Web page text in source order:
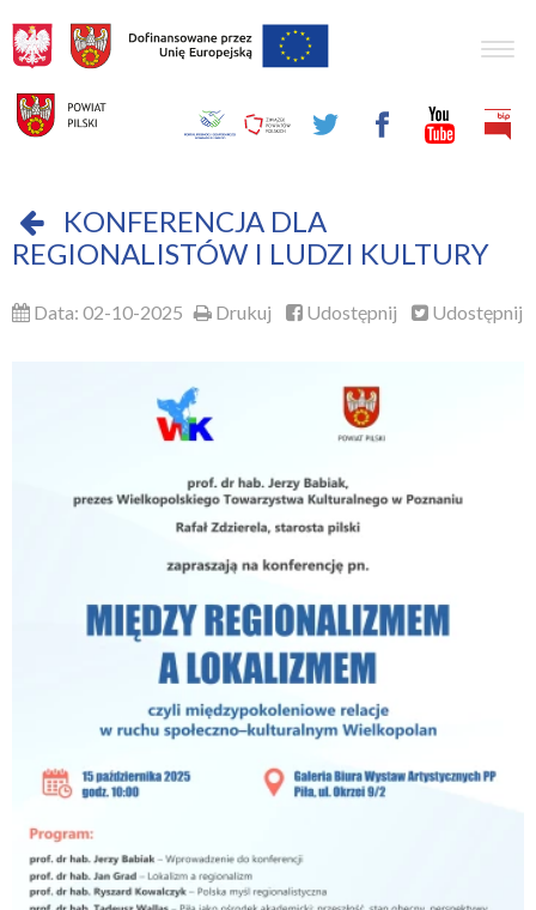
KONFERENCJA DLA
REGIONALISTÓW I LUDZI KULTURY
Data: 02-10-2025 Drukuj Udostępnij Udostępnij